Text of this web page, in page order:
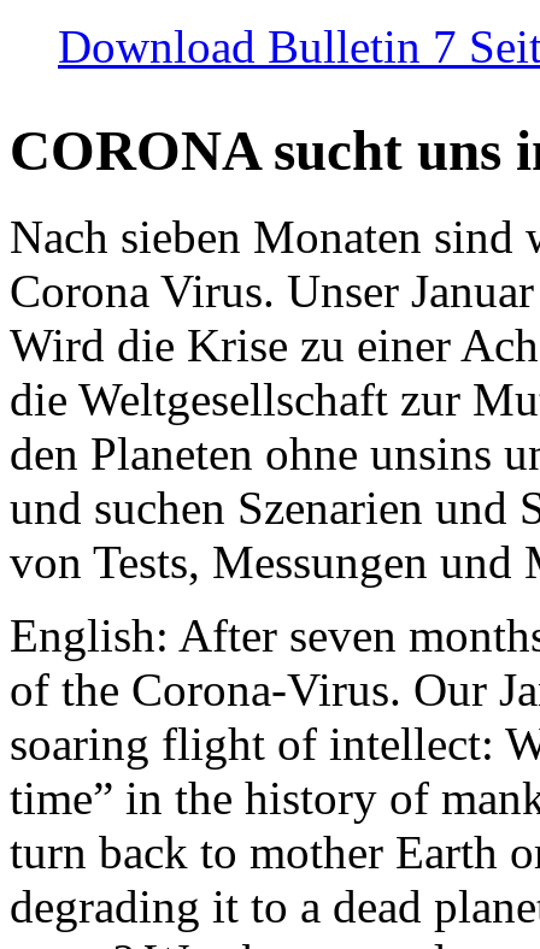
Download Bulletin 7
CORONA sucht uns
Nach sieben Monaten
Corona Virus. Unser
Wird die Krise zu einer
die Weltgesellschaft zur
den Planeten ohne unsins
und suchen Szenarien und
von Tests, Messungen und
English: After seven
of the Corona-Virus. Our
soaring flight of intellect:
time” in the history of
turn back to mother Earth
degrading it to a dead